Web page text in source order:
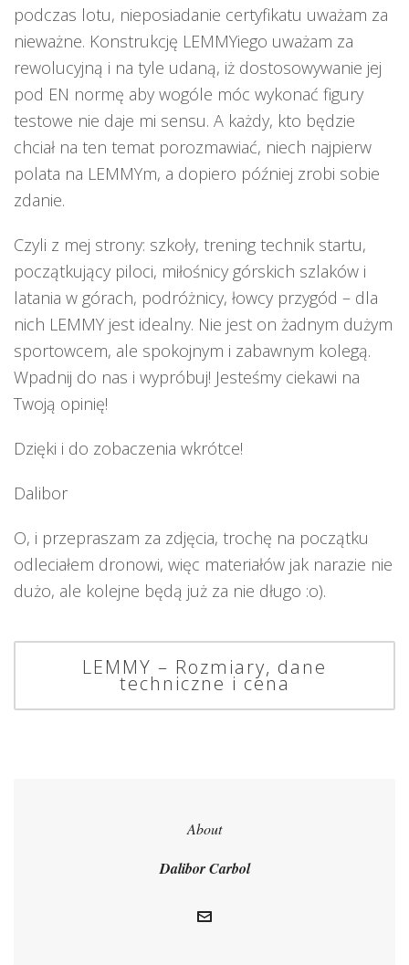
podczas lotu, nieposiadanie certyfikatu uważam za
nieważne. Konstrukcję LEMMYiego uważam za
rewolucyjną i na tyle udaną, iż dostosowywanie jej
pod EN normę aby wogóle móc wykonać figury
testowe nie daje mi sensu. A każdy, kto będzie
chciał na ten temat porozmawiać, niech najpierw
polata na LEMMYm, a dopiero później zrobi sobie
zdanie.
Czyli z mej strony: szkoły, trening technik startu,
początkujący piloci, miłośnicy górskich szlaków i
latania w górach, podróżnicy, łowcy przygód – dla
nich LEMMY jest idealny. Nie jest on żadnym dużym
sportowcem, ale spokojnym i zabawnym kolegą.
Wpadnij do nas i wypróbuj! Jesteśmy ciekawi na
Twoją opinię!
Dzięki i do zobaczenia wkrótce!
Dalibor
O, i przepraszam za zdjęcia, trochę na początku
odleciałem dronowi, więc materiałów jak narazie nie
dużo, ale kolejne będą już za nie długo :o).
LEMMY – Rozmiary, dane
techniczne i cena
About
Dalibor Carbol